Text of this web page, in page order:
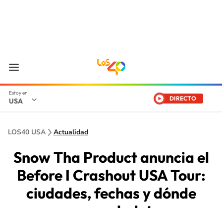
USA DIRECTO
LOS40 USA Actualidad
Snow Tha Product anuncia el
Before I Crashout USA Tour:
ciudades, fechas y dónde